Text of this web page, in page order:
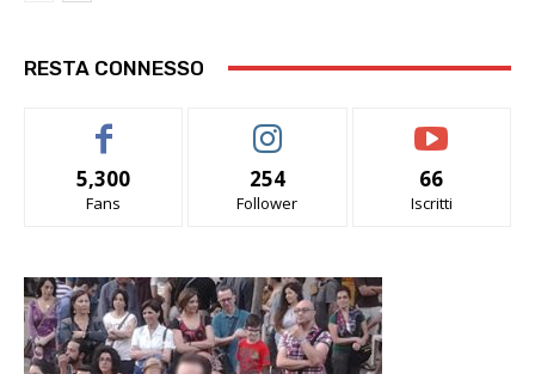
RESTA CONNESSO
5,300
Fans
254
Follower
66
Iscritti